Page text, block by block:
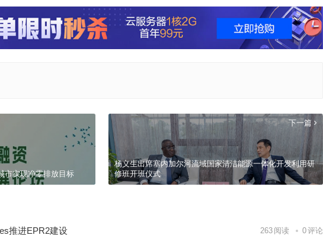
市实现净零排放目标
下一篇
杨义生出席塞内加尔河流域国家清洁能源一体化开发利用研
修班开班仪式
推进EPR2建设 263 阅读 0评论